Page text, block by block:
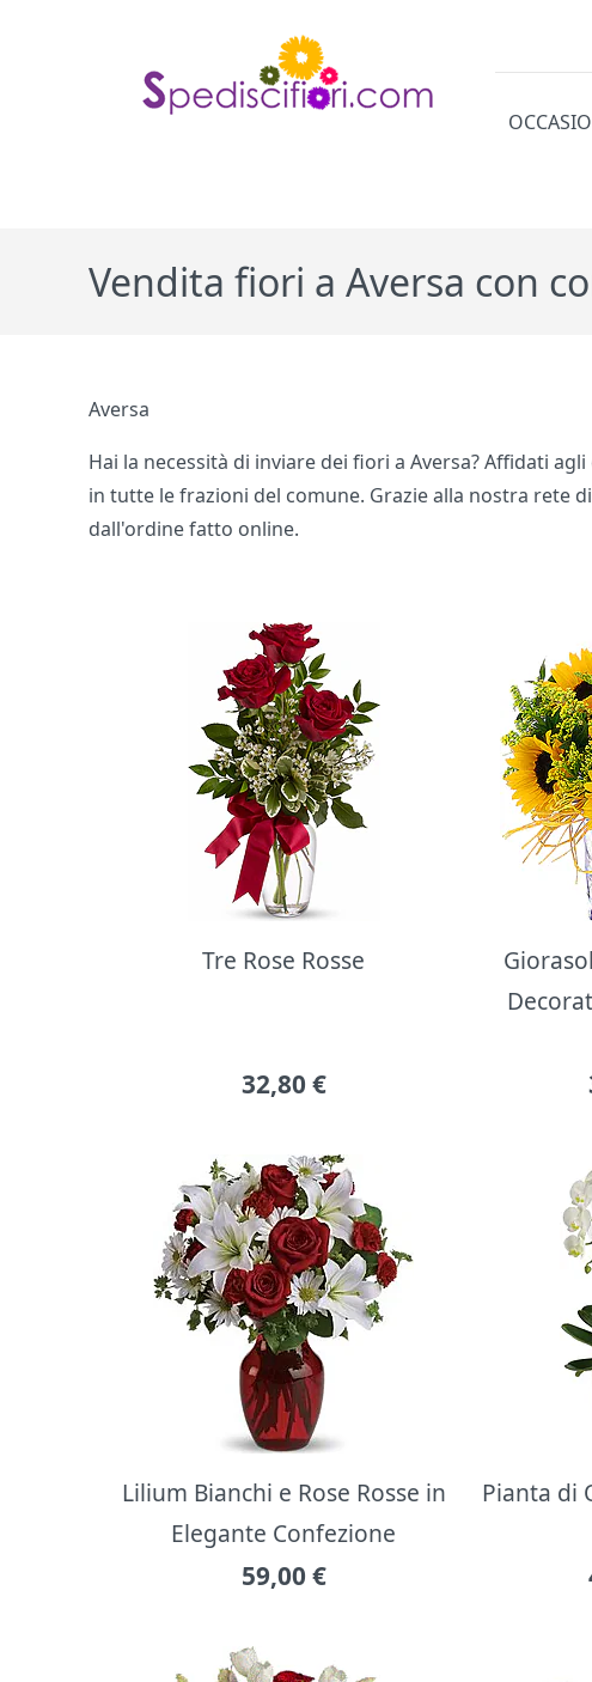
Vendita fiori a Aversa con
Aversa
Hai la necessità di inviare dei fiori a Aversa? Affidati
in tutte le frazioni del comune. Grazie alla nostra rete
dall'ordine fatto online.
Bouquet di fiori
Tre Rose Rosse
32,80 €
Lilium Bianchi e Rose Rosse in
Elegante Confezione
59,00 €
Pianta di